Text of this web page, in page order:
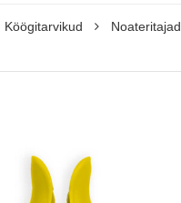
Köögitarvikud Noateritajad